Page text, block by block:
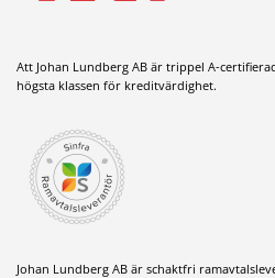
Att Johan Lundberg AB är trippel A-
högsta klassen för kreditvärdighet.
Johan Lundberg AB är schaktfri